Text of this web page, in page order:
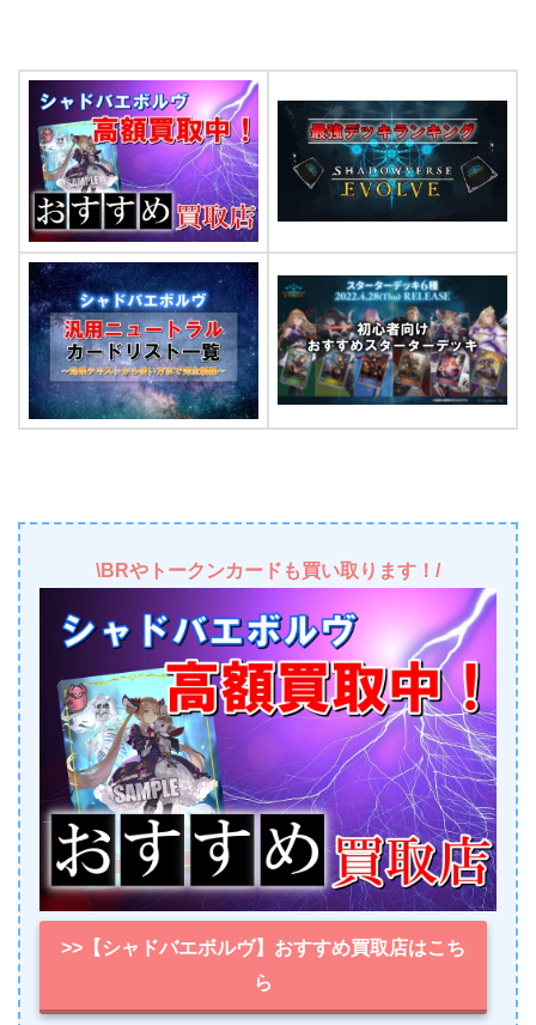
\BRやトークンカードも買い取ります！/
>>【シャドバエボルヴ】おすすめ買取店はこち
ら